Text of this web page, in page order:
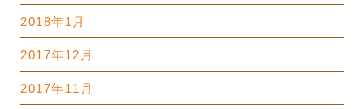
2018年1月
2017年12月
2017年11月